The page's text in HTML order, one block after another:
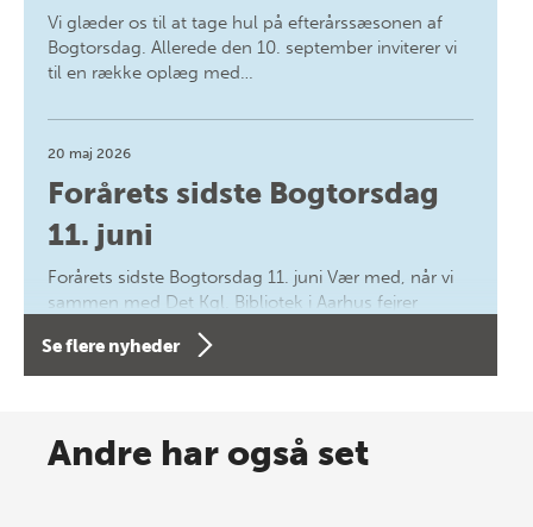
Vi glæder os til at tage hul på efterårssæsonen af
Bogtorsdag. Allerede den 10. september inviterer vi
til en række oplæg med…
20 maj 2026
Forårets sidste Bogtorsdag
11. juni
Forårets sidste Bogtorsdag 11. juni Vær med, når vi
sammen med Det Kgl. Bibliotek i Aarhus fejrer
forfatterne bag vores nyes…
Spar op til 70% til sommer-
Se flere nyheder
Andre har også set